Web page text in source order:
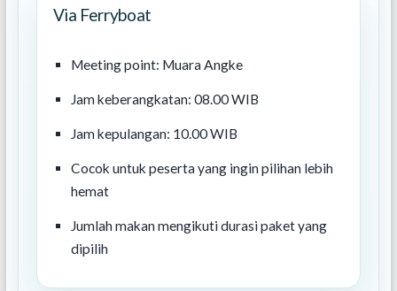
Via Ferryboat
Meeting point: Muara Angke
Jam keberangkatan: 08.00 WIB
Jam kepulangan: 10.00 WIB
Cocok untuk peserta yang ingin pilihan lebih
hemat
Jumlah makan mengikuti durasi paket yang
dipilih